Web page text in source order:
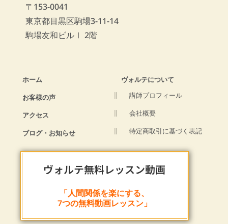
〒153-0041
東京都目黒区駒場3-11-14
駒場友和ビルⅠ 2階
ホーム
お客様の声
アクセス
ブログ・お知らせ
ヴォルテについて
講師プロフィール
会社概要
特定商取引に基づく表記
ヴォルテ無料レッスン動画
「人間関係を楽にする、
7つの無料動画レッスン」